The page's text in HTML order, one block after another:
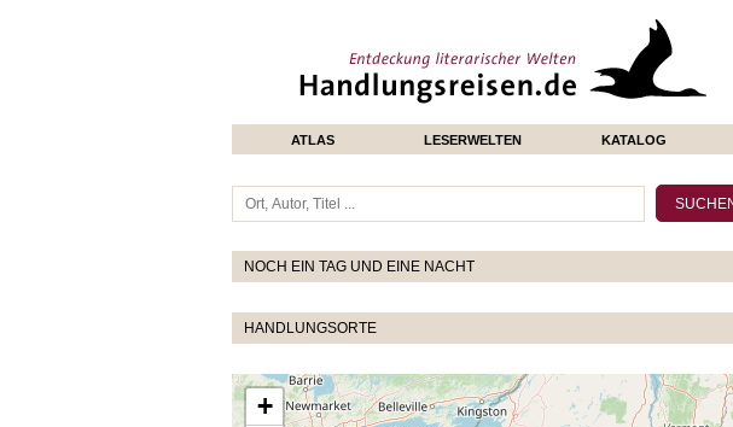
ATLAS LESERWELTEN KATALOG
NOCH EIN TAG UND EINE NACHT
HANDLUNGSORTE
+